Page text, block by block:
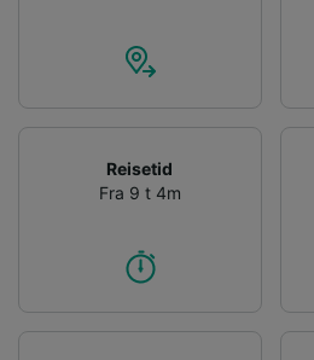
Reisetid
Fra 9 t 4m